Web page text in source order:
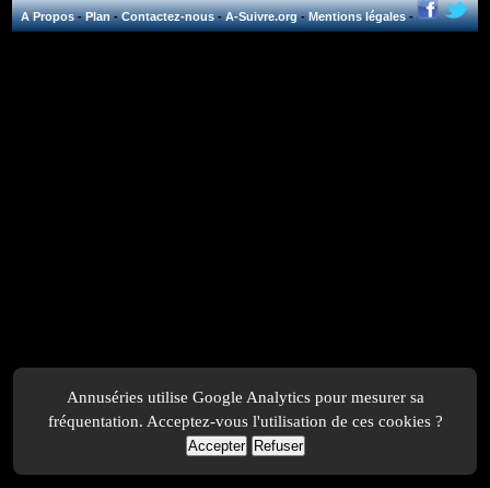
A Propos-Plan-Contactez-nous-A-Suivre.org-Mentions légales-
Annuséries utilise Google Analytics pour mesurer sa
fréquentation. Acceptez-vous l'utilisation de ces cookies ?
Accepter Refuser